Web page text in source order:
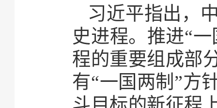
习近平指出，
史进程。推进“
程的重要组成部
有“一国两制”方